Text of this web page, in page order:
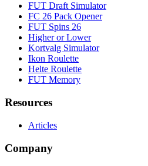
FUT Draft Simulator
FC 26 Pack Opener
FUT Spins 26
Higher or Lower
Kortvalg Simulator
Ikon Roulette
Helte Roulette
FUT Memory
Resources
Articles
Company